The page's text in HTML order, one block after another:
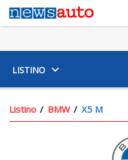
LISTINO
Listino BMW X5 M